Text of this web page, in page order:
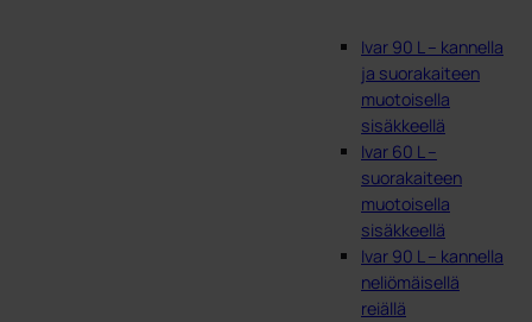
Ivar 90 L – kannella
ja suorakaiteen
muotoisella
sisäkkeellä
Ivar 60 L –
suorakaiteen
muotoisella
sisäkkeellä
Ivar 90 L – kannella
neliömäisellä
reiällä